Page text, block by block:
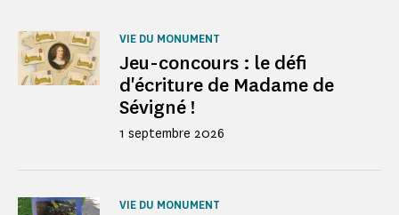
Jeu-concours : le défi
d'écriture de Madame de
Sévigné !
VIE DU MONUMENT
1 septembre 2026
VIE DU MONUMENT